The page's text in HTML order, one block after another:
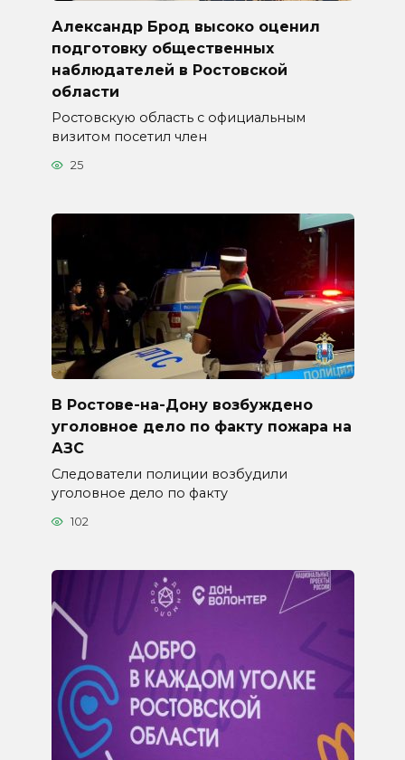
Александр Брод высоко оценил
подготовку общественных
наблюдателей в Ростовской
области
Ростовскую область с официальным
визитом посетил член
25
В Ростове-на-Дону возбуждено
уголовное дело по факту пожара на
АЗС
Следователи полиции возбудили
уголовное дело по факту
102